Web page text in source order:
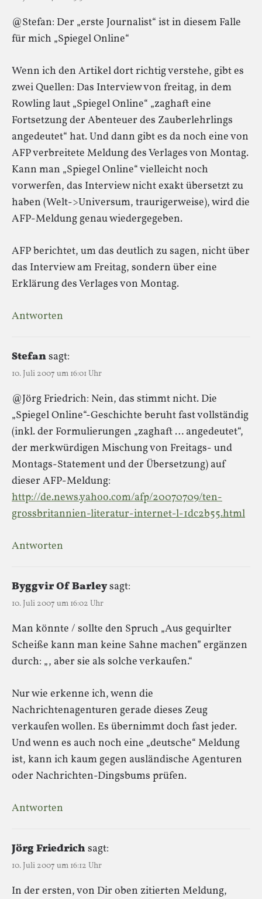
@Stefan: Der „erste Journalist“ ist in diesem Falle
für mich „Spiegel Online“
Wenn ich den Artikel dort richtig verstehe, gibt es
zwei Quellen: Das Interview von freitag, in dem
Rowling laut „Spiegel Online“ „zaghaft eine
Fortsetzung der Abenteuer des Zauberlehrlings
angedeutet“ hat. Und dann gibt es da noch eine von
AFP verbreitete Meldung des Verlages von Montag.
Kann man „Spiegel Online“ vielleicht noch
vorwerfen, das Interview nicht exakt übersetzt zu
haben (Welt->Universum, traurigerweise), wird die
AFP-Meldung genau wiedergegeben.
AFP berichtet, um das deutlich zu sagen, nicht über
das Interview am Freitag, sondern über eine
Erklärung des Verlages von Montag.
Antworten
Stefansagt:
10. Juli 2007 um 16:01 Uhr
@Jörg Friedrich: Nein, das stimmt nicht. Die
„Spiegel Online“-Geschichte beruht fast vollständig
(inkl. der Formulierungen „zaghaft … angedeutet“,
der merkwürdigen Mischung von Freitags- und
Montags-Statement und der Übersetzung) auf
dieser AFP-Meldung:
http://de.news.yahoo.com/afp/20070709/ten-
grossbritannien-literatur-internet-l-1dc2b55.html
Antworten
Byggvir Of Barleysagt:
10. Juli 2007 um 16:02 Uhr
Man könnte / sollte den Spruch „Aus gequirlter
Scheiße kann man keine Sahne machen” ergänzen
durch: „, aber sie als solche verkaufen.“
Nur wie erkenne ich, wenn die
Nachrichtenagenturen gerade dieses Zeug
verkaufen wollen. Es übernimmt doch fast jeder.
Und wenn es auch noch eine „deutsche“ Meldung
ist, kann ich kaum gegen ausländische Agenturen
oder Nachrichten-Dingsbums prüfen.
Antworten
Jörg Friedrich sagt:
10. Juli 2007 um 16:12 Uhr
In der ersten, von Dir oben zitierten Meldung,